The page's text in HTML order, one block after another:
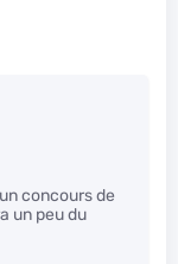
concours de
un peu du